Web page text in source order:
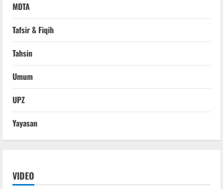
MDTA
Tafsir & Fiqih
Tahsin
Umum
UPZ
Yayasan
VIDEO